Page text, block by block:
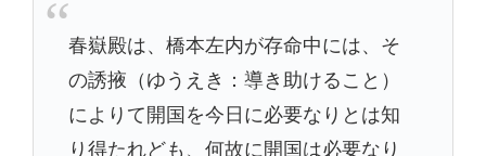
春嶽殿は、橋本左内が存命中には、そ
の誘掖（ゆうえき：導き助けること）
によりて開国を今日に必要なりとは知
り得たれども、何故に開国は必要なり